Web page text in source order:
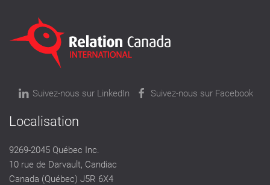
Suivez-nous sur LinkedIn Suivez-nous sur Facebook
Localisation
9269-2045 Québec Inc.
10 rue de Darvault, Candiac
Canada (Québec) J5R 6X4